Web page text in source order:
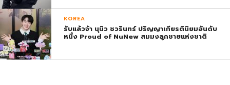
KOREA
รับแล้วจ้า นุนิว ชวรินทร์ ปริญญาเกียรตินิยมอันดับ
หนึ่ง Proud of NuNew สมมงลูกชายแห่งชาติ